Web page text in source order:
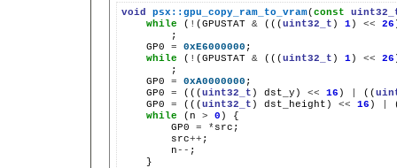
void psx::gpu_copy_ram_to_vram(const
while
( ! (GPUSTAT & (((uint32_t ) 1) <<
26
GP0
= 0xE6000000 ;
while
( ! (GPUSTAT & (((uint32_t ) 1) <<
26
;
GP0
= 0xA0000000 ;
GP0
= (((uint32_t ) dst_y) << 16 ) ((
GP0
= (((uint32_t ) dst_height) << 16 )
while
(n > 0 )
GP0
= *
src++
n--
}